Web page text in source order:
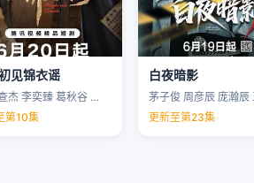
见锦衣谣
杰 李奕臻 葛秋谷 …
第10集
白夜暗影
更新至第23集